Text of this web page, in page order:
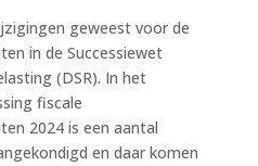
geweest voor de
in de Successiewet
(DSR). In het
fiscale
2024 is een aantal
en daar komen